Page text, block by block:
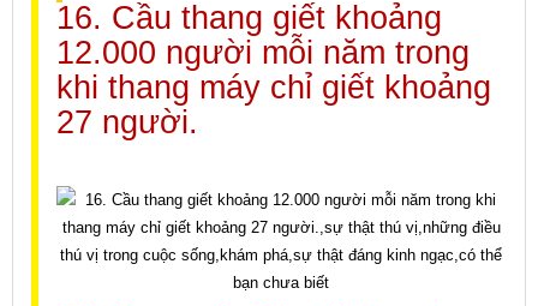
16. Cầu thang giết khoảng
12.000 người mỗi năm trong
khi thang máy chỉ giết khoảng
27 người.